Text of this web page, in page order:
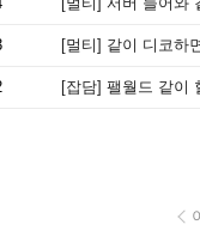
[멀티] 같이 디코하
[잡담] 팰월드 같이